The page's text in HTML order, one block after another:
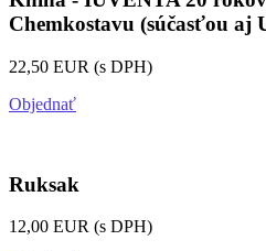
Chemkostavu (súčasťou aj
22,50 EUR (s DPH)
Objednať
Ruksak
12,00 EUR (s DPH)